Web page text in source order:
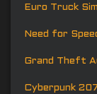
Euro Truck
Need for
Grand Theft
Cyberpunk